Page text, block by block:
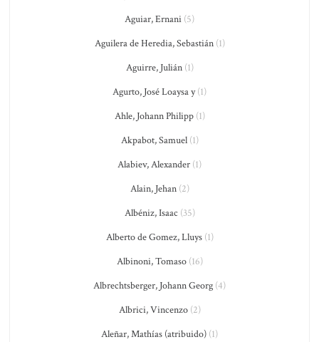
Aguiar, Ernani (5)
Aguilera de Heredia, Sebastián(1)
Aguirre, Julián(1)
Agurto, José Loaysa y(1)
Ahle, Johann Philipp(1)
Akpabot, Samuel(1)
Alabiev, Alexander (1)
Alain, Jehan(2)
Albéniz, Isaac (35)
Alberto de Gomez, Lluys(1)
Albinoni, Tomaso(16)
Albrechtsberger, Johann Georg (4)
Albrici, Vincenzo(2)
Aleñar, Mathías (atribuido) (1)